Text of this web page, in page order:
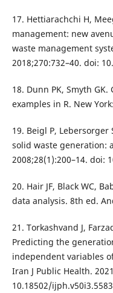
17. Hettiarachchi H,
management: new
waste management
2018;270:732–40. doi:
18. Dunn PK, Smyth
examples in R. New
19. Beigl P,
solid waste generation:
2008;28(1):200–14. doi:
20. Hair JF, Black WC,
data analysis. 8th ed.
21. Torkashvand J,
Predicting the
independent variables
Iran J Public Health.
10.18502/